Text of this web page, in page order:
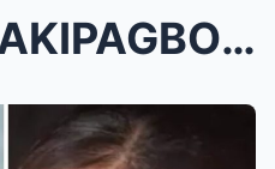
KIM CHIU NAKIPAGBONDING SA KANYANG MGA SOLID FANS!...